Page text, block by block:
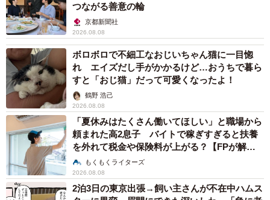
つながる善意の輪
京都新聞社
2026.08.08
ボロボロで不細工なおじいちゃん猫に一目惚
れ エイズだし手がかかるけど…おうちで暮ら
すと「おじ猫」だって可愛くなったよ！
鶴野 浩己
2026.08.08
「夏休みはたくさん働いてほしい」と職場から
頼まれた高2息子 バイトで稼ぎすぎると扶養
を外れて税金や保険料が上がる？【FPが解
説】もくもくライターズ
2026.08.08
2泊3日の東京出張→飼い主さんが不在中ハムス